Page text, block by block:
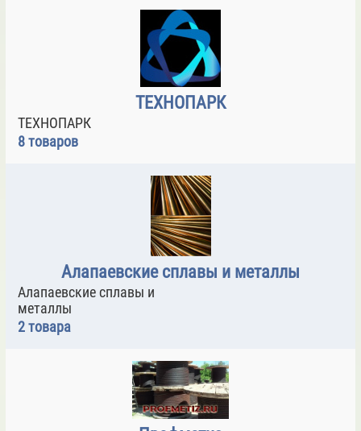
ТЕХНОПАРК
ТЕХНОПАРК
8 товаров
Алапаевские сплавы и металлы
Алапаевские сплавы и
металлы
2 товара